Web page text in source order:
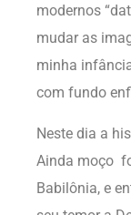
modernos
mudar as
minha
com fundo
Neste dia a
Ainda moço
Babilônia, e